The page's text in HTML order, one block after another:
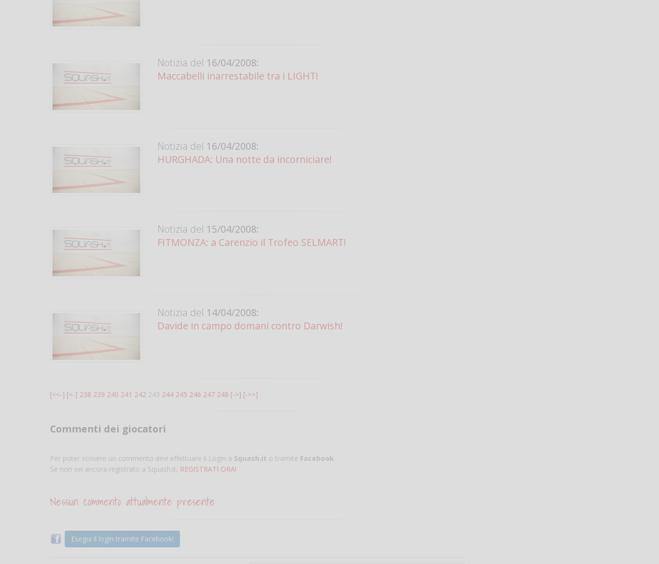
Notizia del 16/04/2008:
Maccabelli inarrestabile tra i LIGHT!
Notizia del 16/04/2008:
HURGHADA: Una notte da incorniciare!
Notizia del 15/04/2008:
FITMONZA: a Carenzio il Trofeo SELMART!
Notizia del 14/04/2008:
Davide in campo domani contro Darwish!
[<<-] [<-] 238 239 240 241 242 243 244 245 246 247 248 [->] [->>]
Commenti dei giocatori
Per poter scrivere un commento devi effettuare il Login a Squash.it o tramite Facebook.
Se non sei ancora registrato a Squash.it, REGISTRATI ORA!
Nessun commento attualmente presente
Esegui il login tramite Facebook!